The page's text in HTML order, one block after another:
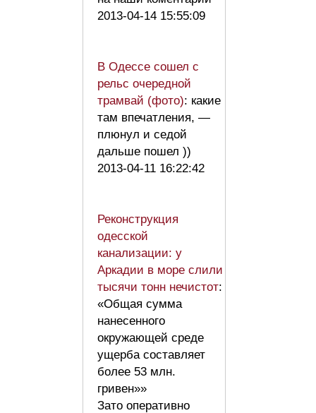
2013-04-14 15:55:09
В Одессе сошел с
рельс очередной
трамвай (фото): какие
там впечатления, —
плюнул и седой
дальше пошел ))
2013-04-11 16:22:42
Реконструкция
одесской
канализации: у
Аркадии в море слили
тысячи тонн нечистот:
«Общая сумма
нанесенного
окружающей среде
ущерба составляет
более 53 млн.
гривен»»
Зато оперативно